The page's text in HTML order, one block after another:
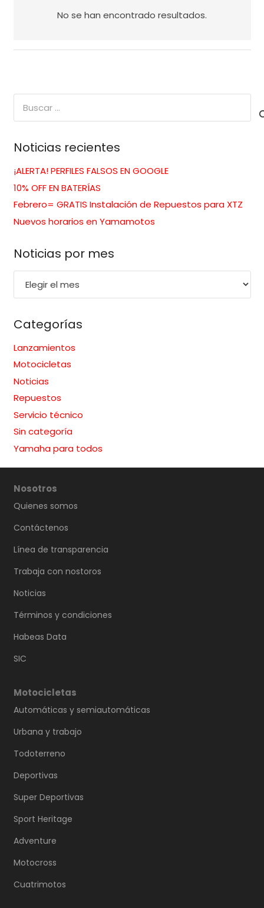
No se han encontrado resultados.
Noticias recientes
¡ALERTA! PERFILES FALSOS EN GOOGLE
10% OFF EN BATERÍAS
Febrero= GRATIS Instalación de Repuestos para XTZ
Nuevos horarios en Yamamotos
Noticias por mes
Categorías
Lanzamientos
Motocicletas
Noticias
Repuestos
Servicio técnico
Sin categoría
Yamaha para todos
Nosotros
Quienes somos
Contáctenos
Línea de transparencia
Trabaja con nostoros
Noticias
Términos y condiciones
Habeas Data
SIC
Motocicletas
Automáticas y semiautomáticas
Urbana y trabajo
Todoterreno
Deportivas
Super Deportivas
Sport Heritage
Adventure
Motocross
Cuatrimotos